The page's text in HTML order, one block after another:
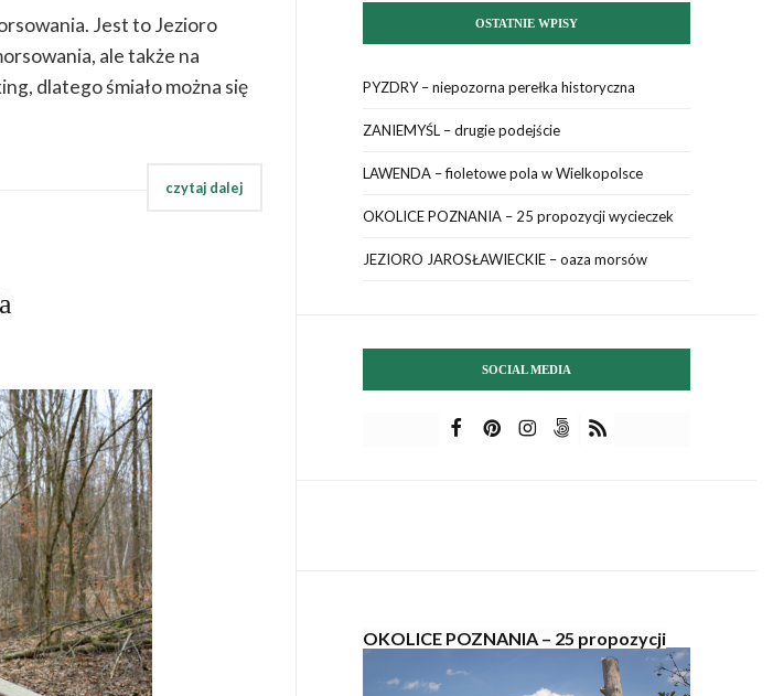
Jest to Jezioro
ale także na
dlatego śmiało można się
OSTATNIE WPISY
PYZDRY – niepozorna perełka historyczna
ZANIEMYŚL – drugie podejście
LAWENDA – fioletowe pola w Wielkopolsce
OKOLICE POZNANIA – 25 propozycji wycieczek
JEZIORO JAROSŁAWIECKIE – oaza morsów
SOCIAL MEDIA
OKOLICE POZNANIA – 25 propozycji